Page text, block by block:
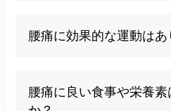
が急激に進行する場合は
や事故後の激しい痛みにも
腰痛に効果的な運動はあ
的です。ただし、個人の
動指導を受けることが重要
腰痛に良い食事や栄養素